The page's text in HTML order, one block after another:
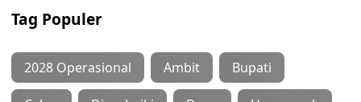
Tag Populer
2028 Operasional Ambit Bupati